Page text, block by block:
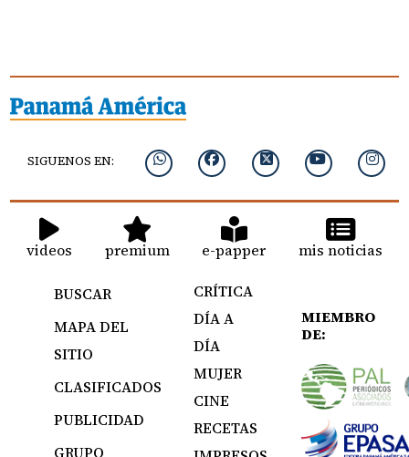
SIGUENOS EN:
videos premium e-papper mis noticias
BUSCAR
MAPA DEL
SITIO
CLASIFICADOS
PUBLICIDAD
GRUPO
CRÍTICA
DÍA A
DÍA
MUJER
CINE
RECETAS
MIEMBRO
DE: